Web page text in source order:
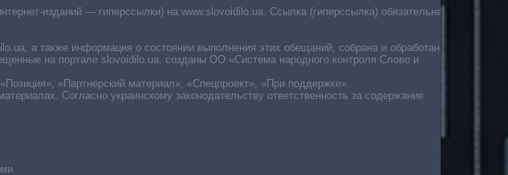
изданий — гиперссылки) на www.slovoidilo.ua. Ссылка (гиперссылка) обязательна
а также информация о состоянии выполнения этих обещаний, собрана и обработана
на портале slovoidilo.ua, созданы ОО «Система народного контроля Слово и
«Партнерский материал», «Спецпроект», «При поддержке».
Согласно украинскому законодательству ответственность за содержание